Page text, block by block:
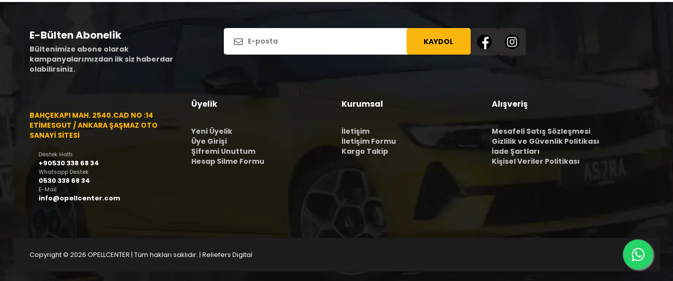
E-Bülten Abonelik
Bültenimize abone olarak
kampanyalarımızdan ilk siz haberdar
olabilirsiniz.
KAYDOL
BAHÇEKAPI MAH. 2540.CAD NO :14
ETİMESGUT / ANKARA ŞAŞMAZ OTO
SANAYİ SİTESİ
Destek Hattı
+90530 338 68 34
Whatsapp Destek
0530 338 68 34
E-Mail
info@opellcenter.com
Üyelik
Yeni Üyelik
Üye Girişi
Şifremi Unuttum
Hesap Silme Formu
Kurumsal
İletişim
İletişim Formu
Kargo Takip
Alışveriş
Mesafeli Satış Sözleşmesi
Gizlilik ve Güvenlik Politikası
İade Şartları
Kişisel Veriler Politikası
Copyright © 2026 OPELLCENTER | Tüm hakları saklıdır. | Reliefers Digital